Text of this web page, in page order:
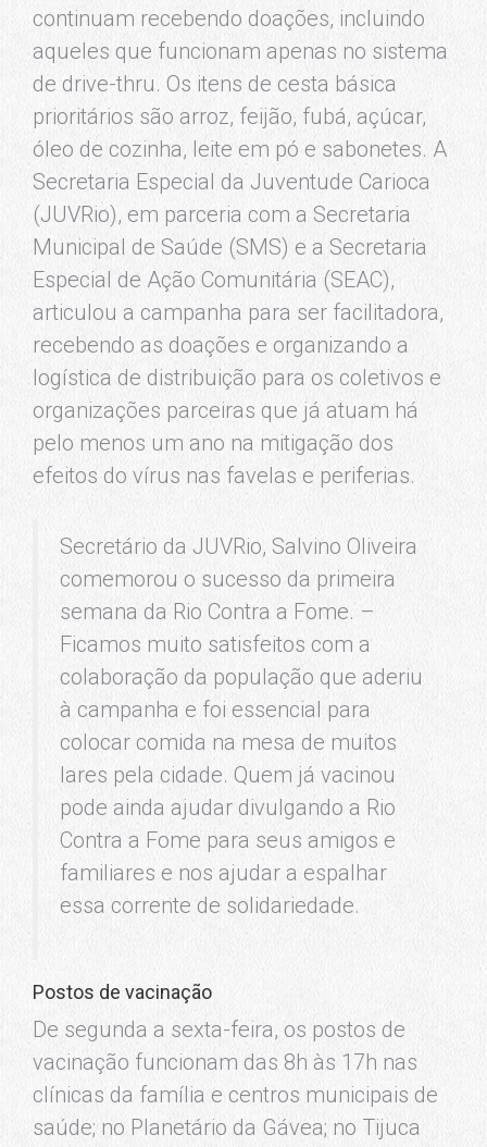
continuam recebendo doações, incluindo
aqueles que funcionam apenas no sistema
de drive-thru. Os itens de cesta básica
prioritários são arroz, feijão, fubá, açúcar,
óleo de cozinha, leite em pó e sabonetes. A
Secretaria Especial da Juventude Carioca
(JUVRio), em parceria com a Secretaria
Municipal de Saúde (SMS) e a Secretaria
Especial de Ação Comunitária (SEAC),
articulou a campanha para ser facilitadora,
recebendo as doações e organizando a
logística de distribuição para os coletivos e
organizações parceiras que já atuam há
pelo menos um ano na mitigação dos
efeitos do vírus nas favelas e periferias.
Secretário da JUVRio, Salvino Oliveira
comemorou o sucesso da primeira
semana da Rio Contra a Fome. –
Ficamos muito satisfeitos com a
colaboração da população que aderiu
à campanha e foi essencial para
colocar comida na mesa de muitos
lares pela cidade. Quem já vacinou
pode ainda ajudar divulgando a Rio
Contra a Fome para seus amigos e
familiares e nos ajudar a espalhar
essa corrente de solidariedade.
Postos de vacinação
De segunda a sexta-feira, os postos de
vacinação funcionam das 8h às 17h nas
clínicas da família e centros municipais de
saúde; no Planetário da Gávea; no Tijuca